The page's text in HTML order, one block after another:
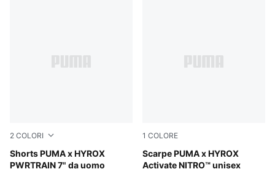
2 COLORI
Shorts PUMA x HYROX
PWRTRAIN 7" da uomo
Herb Garden
1 COLORE
Scarpe PUMA x HYROX
Activate NITRO™ unisex
Intense Mint-Light